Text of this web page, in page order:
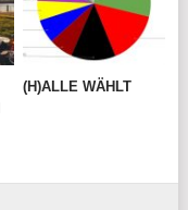
(H)ALLE WÄHLT